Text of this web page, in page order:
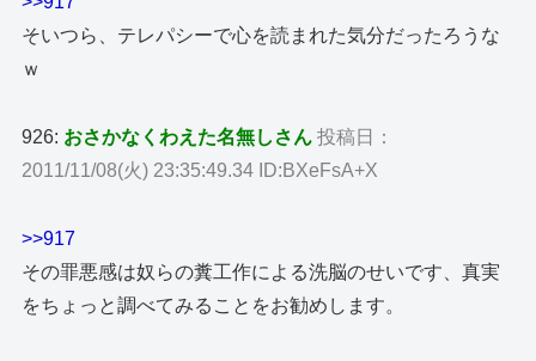
そいつら、テレパシーで心を読まれた気分だったろうな
ｗ
926: おさかなくわえた名無しさん 投稿日：
2011/11/08(火) 23:35:49.34 ID:BXeFsA+X
>>917
その罪悪感は奴らの糞工作による洗脳のせいです、真実
をちょっと調べてみることをお勧めします。